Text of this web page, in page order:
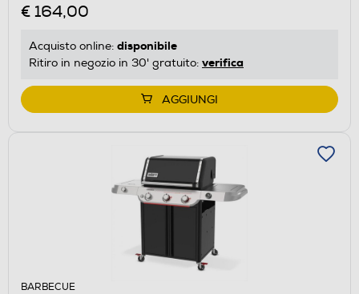
€ 164,00
Acquisto online: disponibile
Ritiro in negozio in 30' gratuito: verifica
AGGIUNGI
BARBECUE